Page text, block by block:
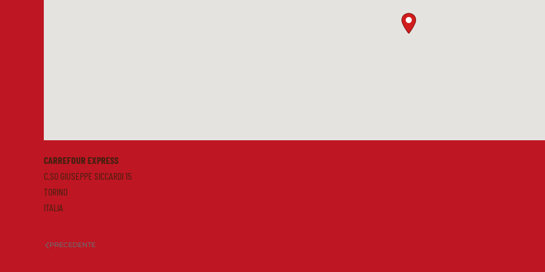
CARREFOUR EXPRESS
C.SO GIUSEPPE SICCARDI 15
TORINO
ITALIA
PRECEDENTE